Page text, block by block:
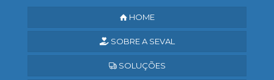
HOME
SOBRE A SEVAL
SOLUÇÕES